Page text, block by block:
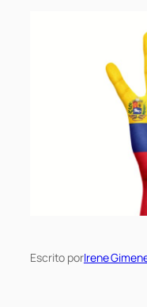
Escrito porIrene